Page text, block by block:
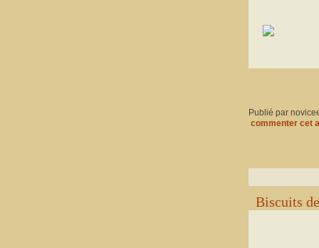
Publié par
commenter cet
Biscuits